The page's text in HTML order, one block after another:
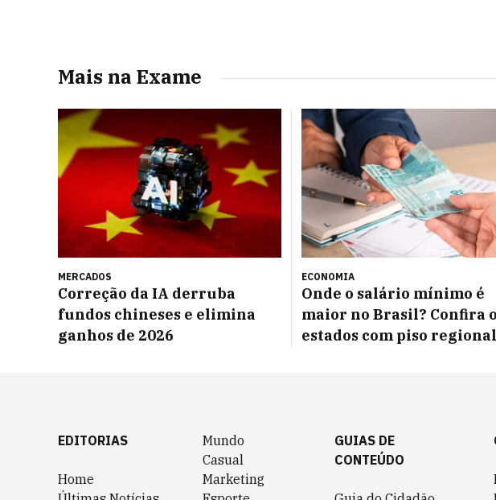
Mais na Exame
MERCADOS
Correção da IA derruba
fundos chineses e elimina
ganhos de 2026
ECONOMIA
Onde o salário mínimo é
maior no Brasil? Confira
estados com piso regional
EDITORIAS
Home
Mundo
Casual
Marketing
GUIAS DE
CONTEÚDO